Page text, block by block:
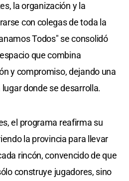
la organización y la
con colegas de toda la
Todos" se consolidó
que combina
y compromiso, dejando una
donde se desarrolla.
el programa reafirma su
la provincia para llevar
rincón, convencido de que
construye jugadores, sino